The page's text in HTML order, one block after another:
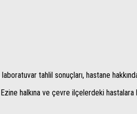
tahlil sonuçları, hastane
halkına ve çevre ilçelerdeki